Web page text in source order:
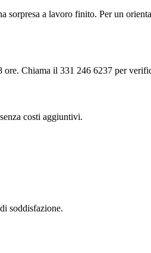
sorpresa a lavoro finito. Per un
ore. Chiama il 331 246 6237 per
costi aggiuntivi.
soddisfazione.